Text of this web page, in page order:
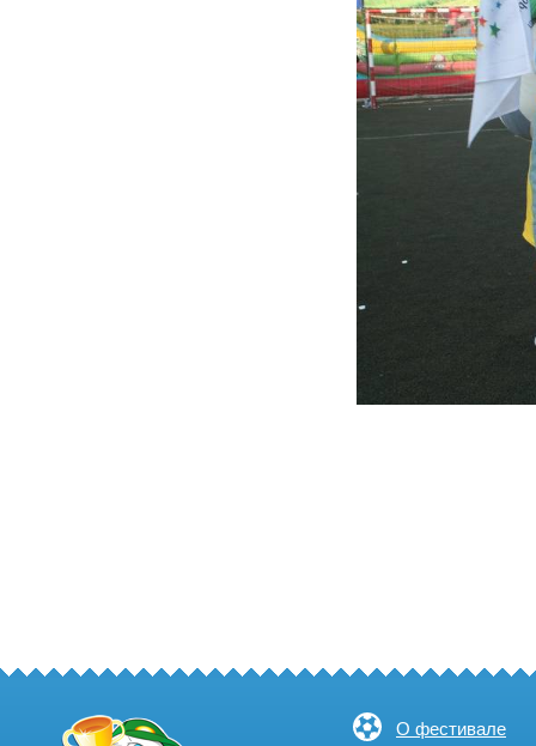
О фестивале